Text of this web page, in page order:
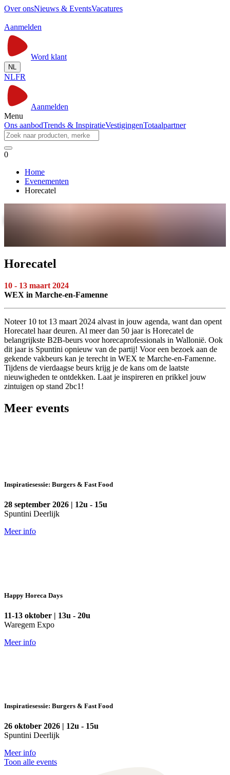
Over onsNieuws & EventsVacatures
Aanmelden
Word klant
NL
NLFR
Aanmelden
Menu
Ons aanbodTrends & InspiratieVestigingenTotaalpartner
0
Home
Evenementen
Horecatel
Horecatel
Horecatel
10 - 13 maart 2024
WEX in Marche-en-Famenne
Noteer 10 tot 13 maart 2024 alvast in jouw agenda, want dan opent
Horecatel haar deuren. Al meer dan 50 jaar is Horecatel de
belangrijkste B2B-beurs voor horecaprofessionals in Wallonië. Ook
dit jaar is Spuntini opnieuw van de partij! Voor een bezoek aan de
gekende vakbeurs kan je terecht in WEX te Marche-en-Famenne.
Tijdens de vierdaagse beurs krijg je de kans om de laatste
nieuwigheden te ontdekken. Laat je inspireren en prikkel jouw
zintuigen op stand 2bc1!
Meer events
Inspiratiesessie: Burgers & Fast Food
28 september 2026 | 12u - 15u
Spuntini Deerlijk
Meer info
Happy Horeca Days
11-13 oktober | 13u - 20u
Waregem Expo
Meer info
Inspiratiesessie: Burgers & Fast Food
26 oktober 2026 | 12u - 15u
Spuntini Deerlijk
Meer info
Toon alle events